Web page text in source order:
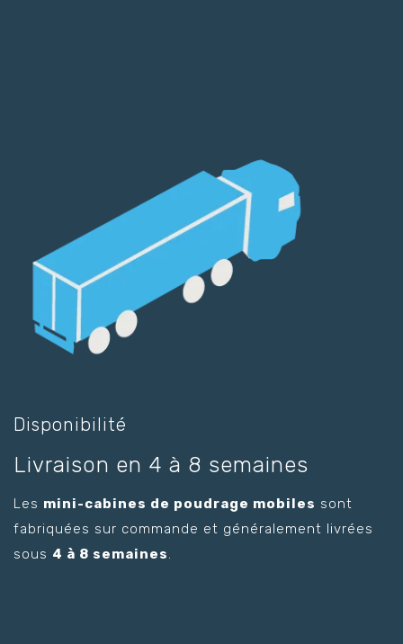
Disponibilité
Livraison en 4 à 8 semaines
Les mini-cabines de poudrage mobiles sont
fabriquées sur commande et généralement livrées
sous 4 à 8 semaines.